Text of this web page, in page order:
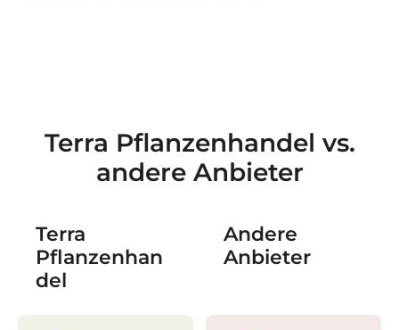
Terra Pflanzenhandel vs.
andere Anbieter
Terra
Pflanzenhan
del
Andere
Anbieter